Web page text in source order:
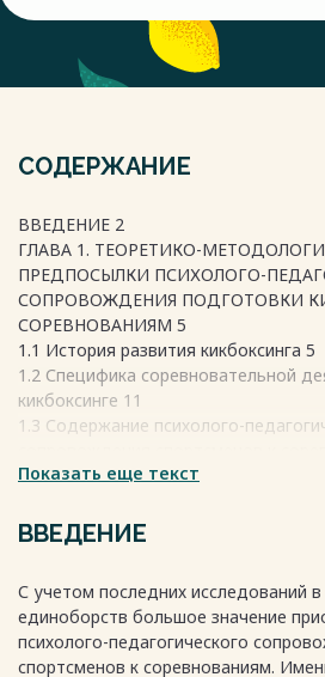
СОДЕРЖАНИЕ
ВВЕДЕНИЕ 2
ГЛАВА 1. ТЕОРЕТИКО-
ПРЕДПОСЫЛКИ ПСИХОЛОГО-
СОПРОВОЖДЕНИЯ ПОДГОТОВКИ
СОРЕВНОВАНИЯМ 5
1.1 История развития кикбоксинга 5
1.2 Специфика соревновательной
кикбоксинге 11
1.3 Содержание психолого-
кикбоксингу 22
ГЛАВА 2. ОПЫТНО-
ПРОВЕРКЕ ЭФФЕКТИВНОСТИ
КИКБОКСЕРОВ К СОРЕВНОВАНИЯМ
2.1 Цели и задачи опытно-
2.2 Реализация программы
Показать еще текст
ВВЕДЕНИЕ
С учетом последних исследований
единоборств большое значение
психолого-педагогического
спортсменов к соревнованиям.